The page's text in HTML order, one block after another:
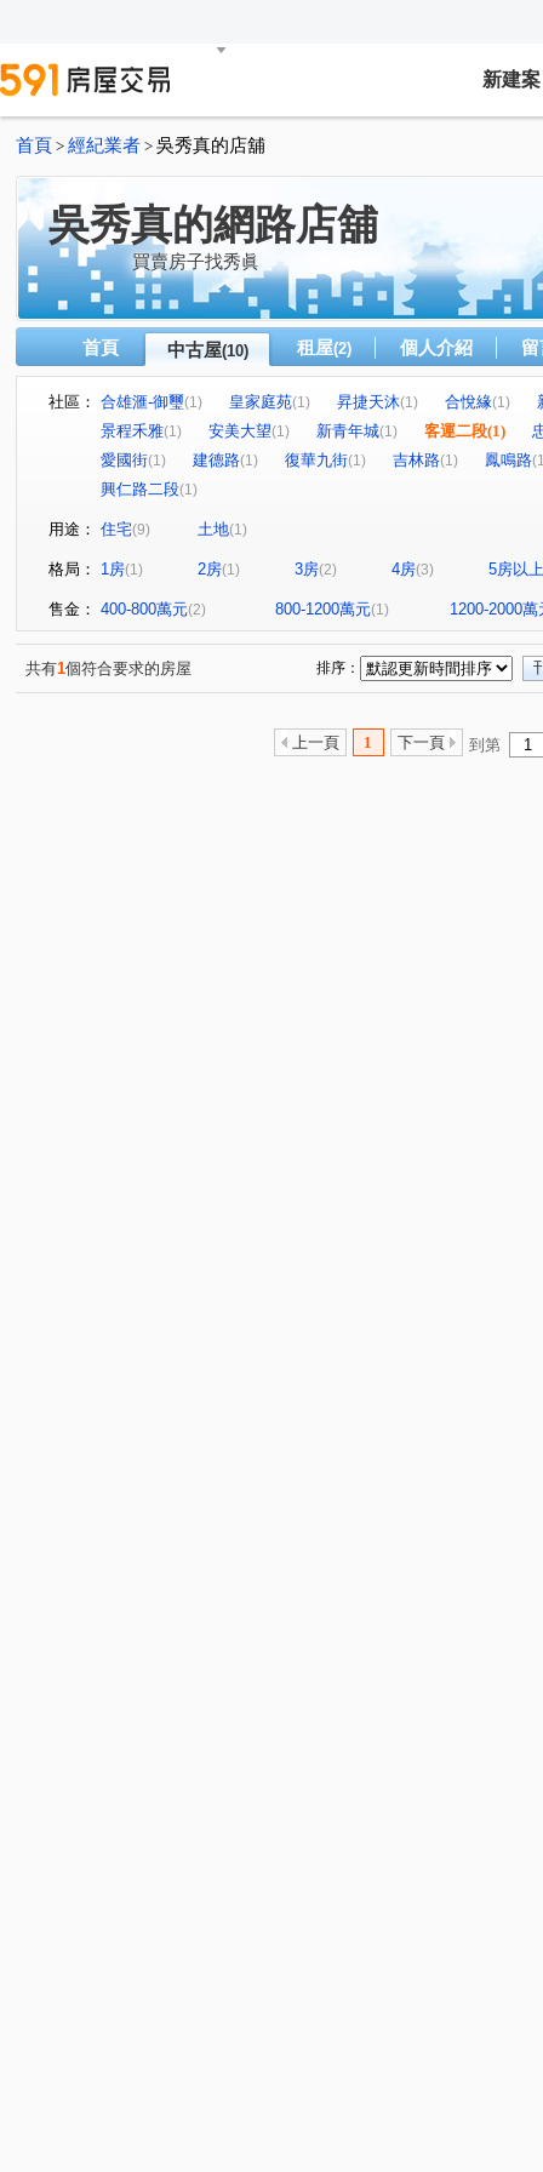
新建案
首頁 > 經紀業者 > 吳秀真的店舖
吳秀真的網路店舖
買賣房子找秀眞
首頁 中古屋(10) 租屋(2) 個人介紹
社區： 合雄滙-御璽(1) 皇家庭苑(1) 昇捷天沐(1) 合悅緣(1)
景程禾雅(1) 安美大望(1) 新青年城(1) 客運二段(1)
愛國街(1) 建德路(1) 復華九街(1) 吉林路(1) 鳳鳴路
興仁路二段(1)
用途： 住宅(9) 土地(1)
格局： 1房(1) 2房(1) 3房(2) 4房(3) 5房以上
售金： 400-800萬元(2) 800-1200萬元(1) 1200-2000萬
共有1個符合要求的房屋 排序：
上一頁 1 下一頁 到第